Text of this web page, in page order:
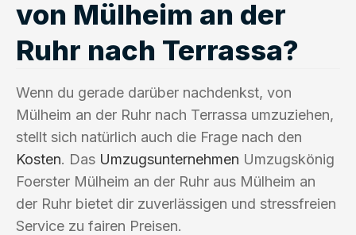
von Mülheim an der
Ruhr nach Terrassa?
Wenn du gerade darüber nachdenkst, von
Mülheim an der Ruhr nach Terrassa umzuziehen,
stellt sich natürlich auch die Frage nach den
Kosten. Das Umzugsunternehmen Umzugskönig
Foerster Mülheim an der Ruhr aus Mülheim an
der Ruhr bietet dir zuverlässigen und stressfreien
Service zu fairen Preisen.